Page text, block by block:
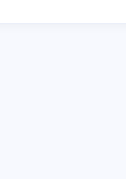
新西兰号卡 有实体卡